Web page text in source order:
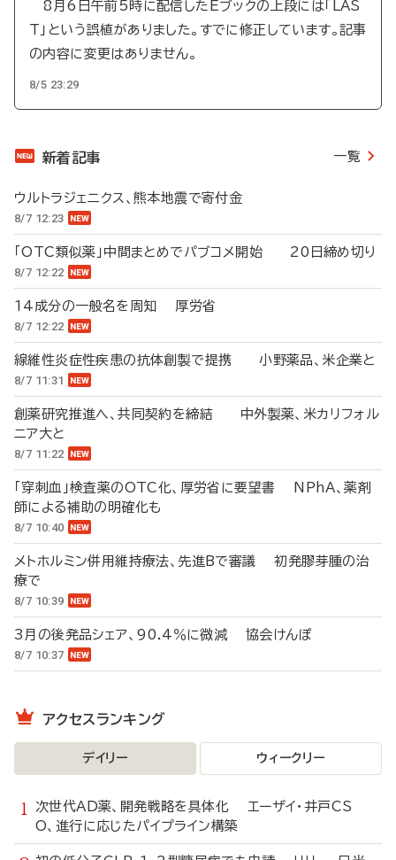
8月6日午前5時に配信したEブックの上段には「LAS
T」という誤植がありました。すでに修正しています。記事
の内容に変更はありません。
8/5 23:29
新着記事 一覧
ウルトラジェニクス、熊本地震で寄付金
8/7 12:23
「OTC類似薬」中間まとめでパブコメ開始 20日締め切り
8/7 12:22
14成分の一般名を周知 厚労省
8/7 12:22
線維性炎症性疾患の抗体創製で提携 小野薬品、米企業と
8/7 11:31
創薬研究推進へ、共同契約を締結 中外製薬、米カリフォル
ニア大と
8/7 11:22
「穿刺血」検査薬のOTC化、厚労省に要望書 NPhA、薬剤
師による補助の明確化も
8/7 10:40
メトホルミン併用維持療法、先進Bで審議 初発膠芽腫の治
療で
8/7 10:39
3月の後発品シェア、90.4％に微減 協会けんぽ
8/7 10:37
アクセスランキング
デイリー ウィークリー
次世代AD薬、開発戦略を具体化 エーザイ・井戸CS
O、進行に応じたパイプライン構築